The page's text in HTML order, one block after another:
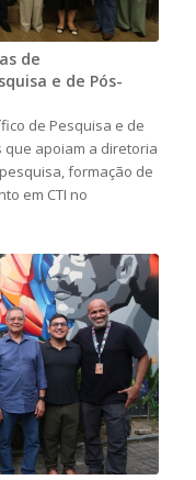
de
e de Pós-
de Pesquisa e de
que apoiam a diretoria
formação de
em CTI no